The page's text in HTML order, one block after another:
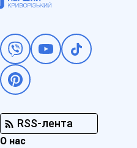
RSS-лента
О нас